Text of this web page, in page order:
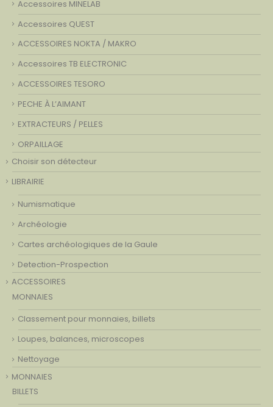
Accessoires MINELAB
Accessoires QUEST
ACCESSOIRES NOKTA / MAKRO
Accessoires TB ELECTRONIC
ACCESSOIRES TESORO
PECHE À L’AIMANT
EXTRACTEURS / PELLES
ORPAILLAGE
Choisir son détecteur
LIBRAIRIE
Numismatique
Archéologie
Cartes archéologiques de la Gaule
Detection-Prospection
ACCESSOIRES
MONNAIES
Classement pour monnaies, billets
Loupes, balances, microscopes
Nettoyage
MONNAIES
BILLETS